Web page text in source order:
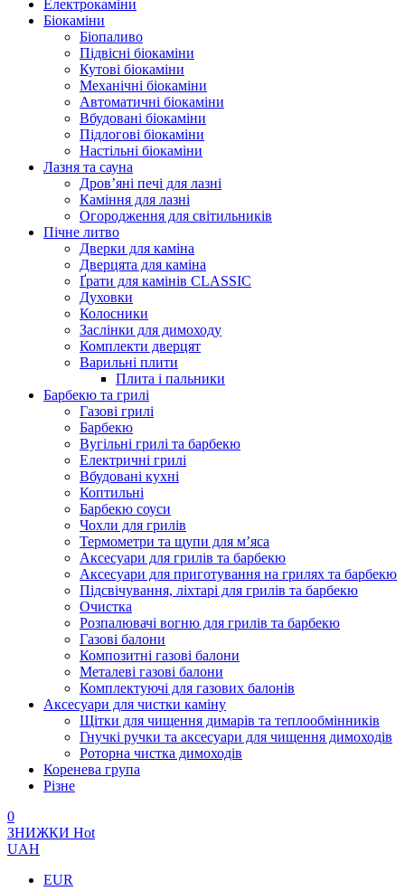
Електрокаміни
Біокаміни
Біопаливо
Підвісні біокаміни
Кутові біокаміни
Механічні біокаміни
Автоматичні біокаміни
Вбудовані біокаміни
Підлогові біокаміни
Настільні біокаміни
Лазня та сауна
Дров’яні печі для лазні
Каміння для лазні
Огородження для світильників
Пічне литво
Дверки для каміна
Дверцята для каміна
Ґрати для камінів CLASSIC
Духовки
Колосники
Заслінки для димоходу
Комплекти дверцят
Варильні плити
Плита і пальники
Барбекю та грилі
Газові грилі
Барбекю
Вугільні грилі та барбекю
Електричні грилі
Вбудовані кухні
Коптильні
Барбекю соуси
Чохли для грилів
Термометри та щупи для м’яса
Аксесуари для грилів та барбекю
Аксесуари для приготування на грилях та барбекю
Підсвічування, ліхтарі для грилів та барбекю
Очистка
Розпалювачі вогню для грилів та барбекю
Газові балони
Композитні газові балони
Металеві газові балони
Комплектуючі для газових балонів
Аксесуари для чистки каміну
Щітки для чищення димарів та теплообмінників
Гнучкі ручки та аксесуари для чищення димоходів
Роторна чистка димоходів
Коренева група
Різне
0
ЗНИЖКИ Hot
UAH
EUR